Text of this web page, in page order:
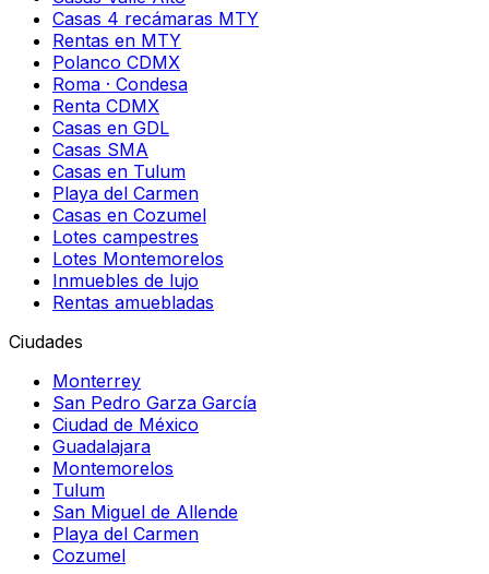
Casas 4 recámaras MTY
Rentas en MTY
Polanco CDMX
Roma · Condesa
Renta CDMX
Casas en GDL
Casas SMA
Casas en Tulum
Playa del Carmen
Casas en Cozumel
Lotes campestres
Lotes Montemorelos
Inmuebles de lujo
Rentas amuebladas
Ciudades
Monterrey
San Pedro Garza García
Ciudad de México
Guadalajara
Montemorelos
Tulum
San Miguel de Allende
Playa del Carmen
Cozumel